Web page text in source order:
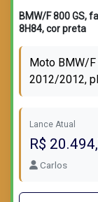
BMW/F 800 GS,
8H84, cor preta
Moto BMW/
2012/2012,
Lance Atual
R$
Carlos